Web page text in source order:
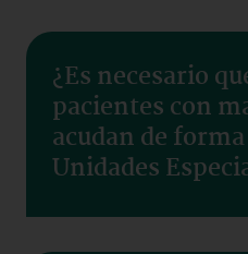
¿Es necesario
pacientes con
acudan de
Unidades